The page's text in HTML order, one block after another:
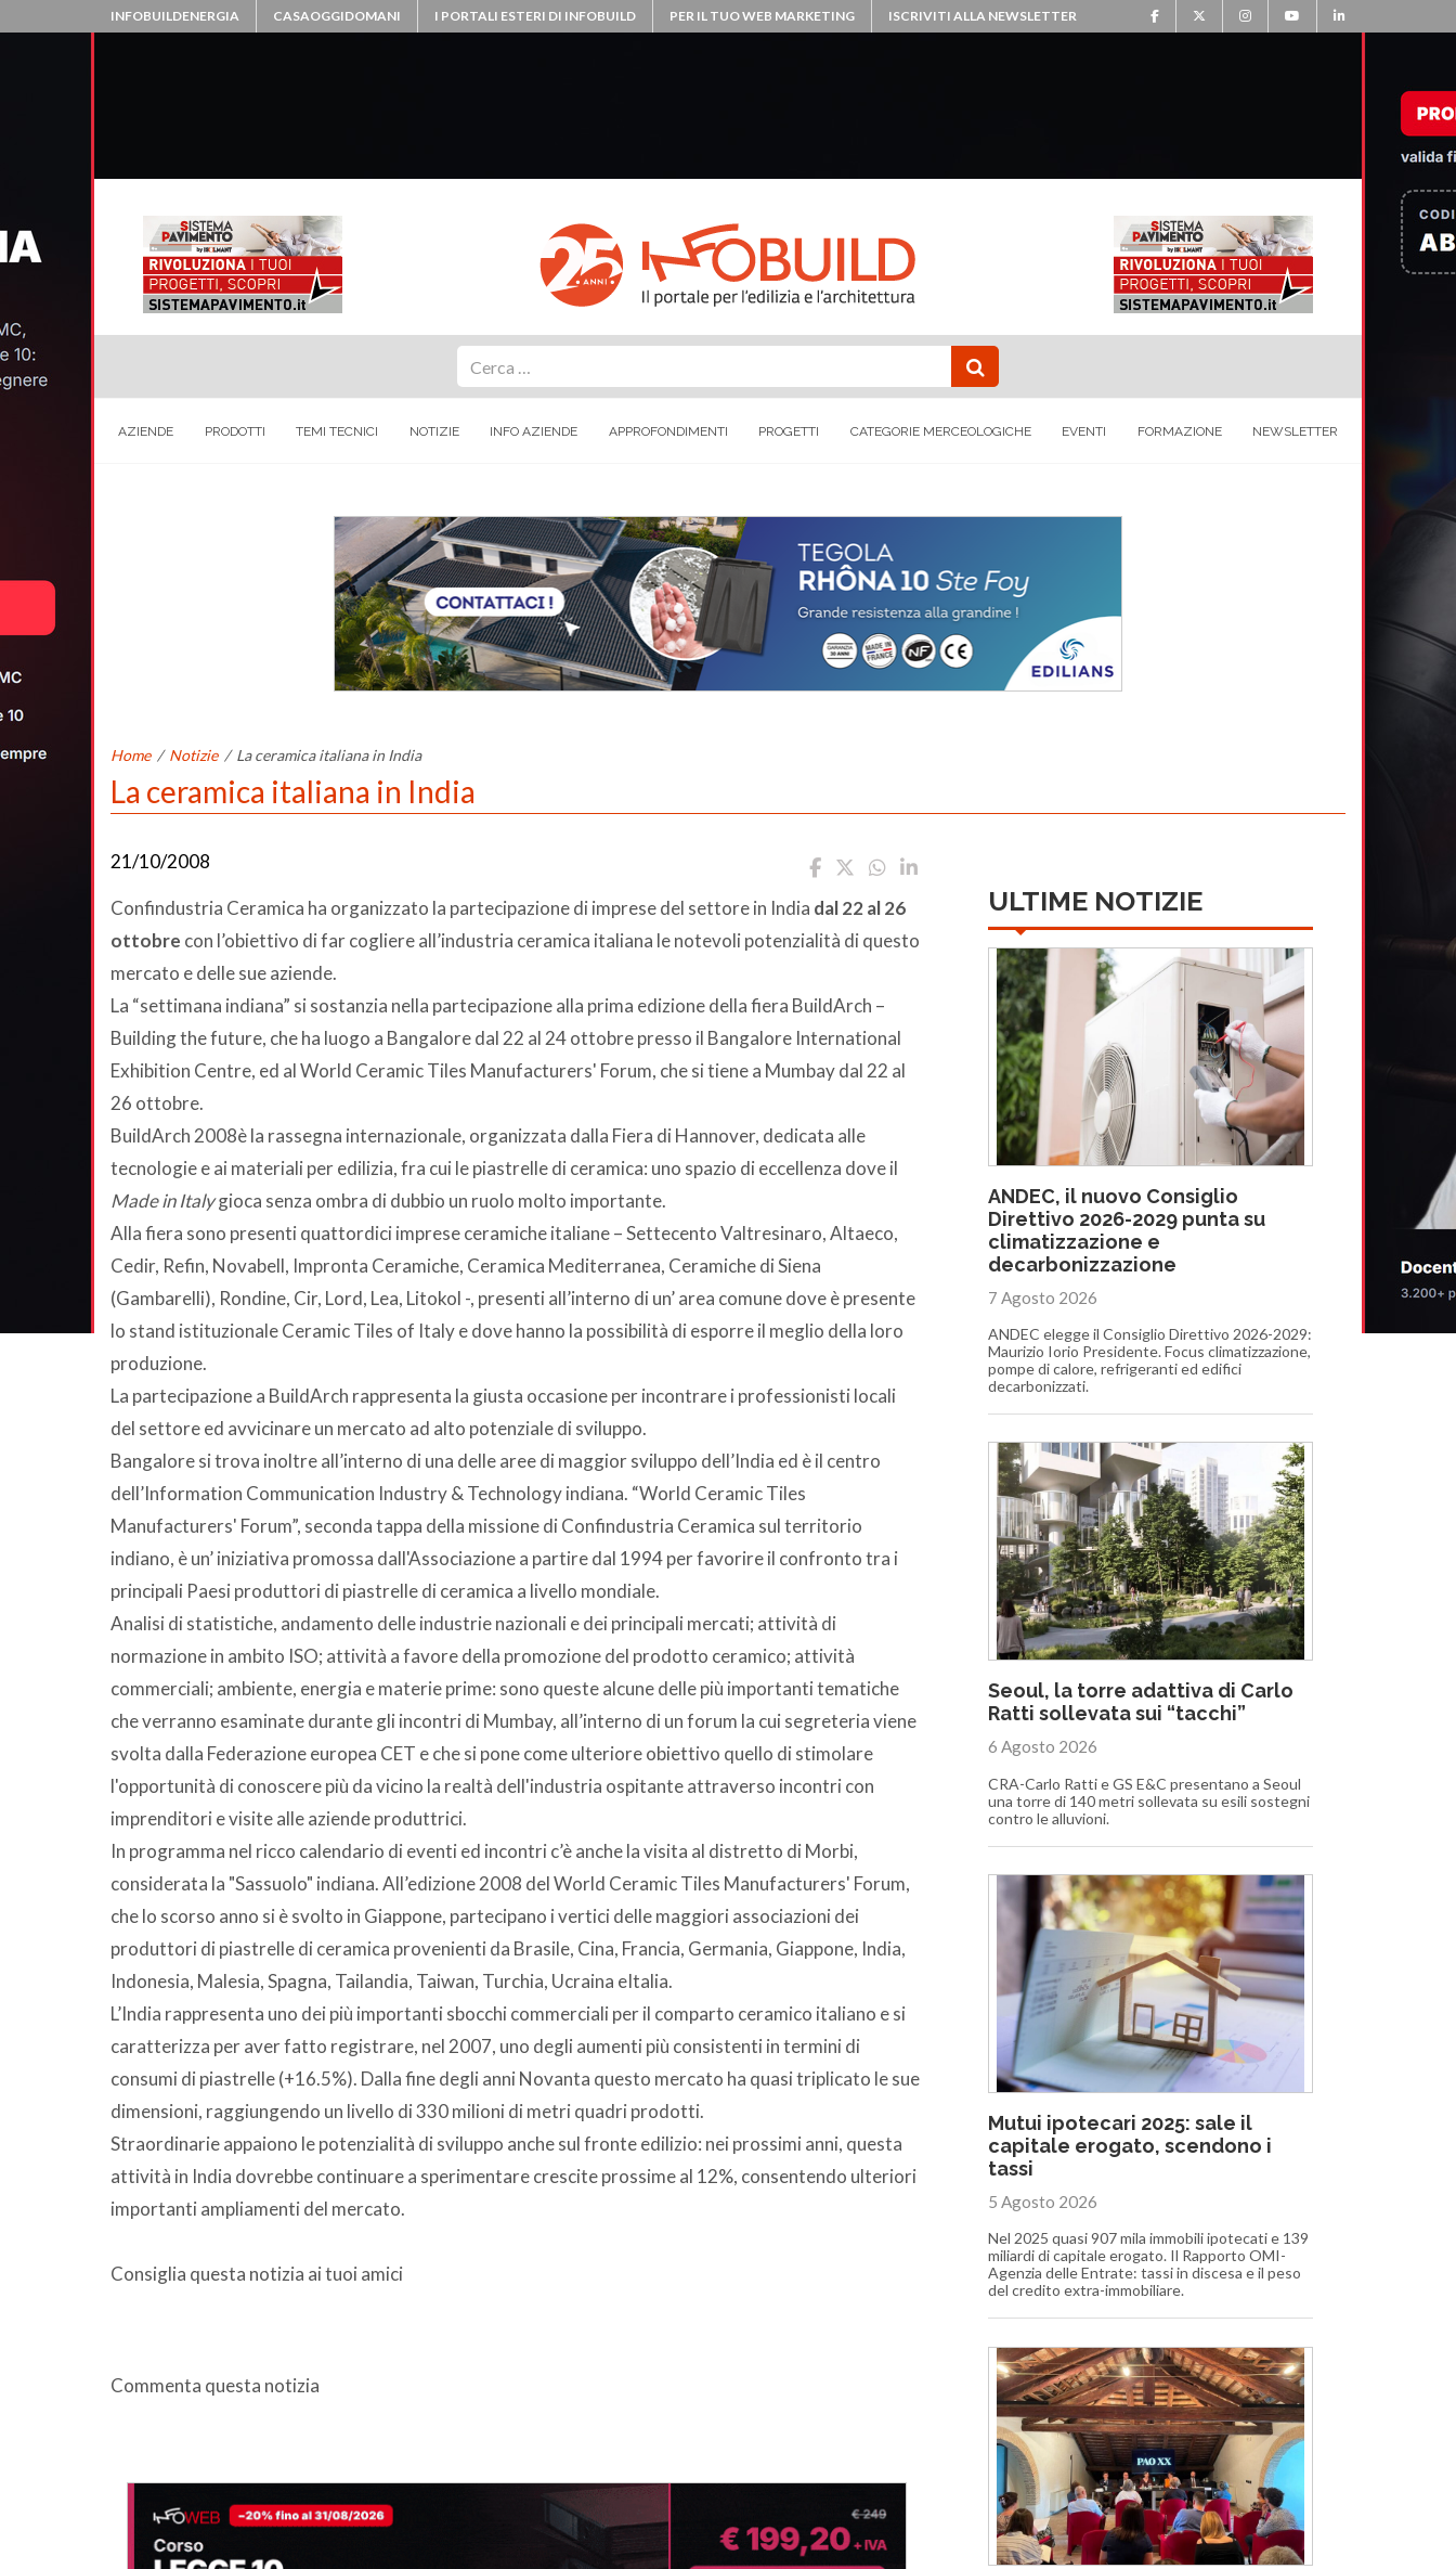
INFOBUILDENERGIA CASAOGGIDOMANI I PORTALI ESTERI DI INFOBUILD PER IL TUO WEB MARKETING ISCRIVITI ALLA NEWSLETTER
AZIENDE PRODOTTI TEMI TECNICI NOTIZIE INFO AZIENDE APPROFONDIMENTI PROGETTI CATEGORIE MERCEOLOGICHE EVENTI FORMAZIONE NEWSLETTER
Home / Notizie / La ceramica italiana in India
La ceramica italiana in India
21/10/2008
Confindustria Ceramica ha organizzato la partecipazione di imprese del settore in India dal 22 al 26
ottobre con l’obiettivo di far cogliere all’industria ceramica italiana le notevoli potenzialità di questo
mercato e delle sue aziende.
La “settimana indiana” si sostanzia nella partecipazione alla prima edizione della fiera BuildArch –
Building the future, che ha luogo a Bangalore dal 22 al 24 ottobre presso il Bangalore International
Exhibition Centre, ed al World Ceramic Tiles Manufacturers' Forum, che si tiene a Mumbay dal 22 al
26 ottobre.
BuildArch 2008è la rassegna internazionale, organizzata dalla Fiera di Hannover, dedicata alle
tecnologie e ai materiali per edilizia, fra cui le piastrelle di ceramica: uno spazio di eccellenza dove il
Made in Italygioca senza ombra di dubbio un ruolo molto importante.
Alla fiera sono presenti quattordici imprese ceramiche italiane – Settecento Valtresinaro, Altaeco,
Cedir, Refin, Novabell, Impronta Ceramiche, Ceramica Mediterranea, Ceramiche di Siena
(Gambarelli), Rondine, Cir, Lord, Lea, Litokol -, presenti all’interno di un’ area comune dove è presente
lo stand istituzionale Ceramic Tiles of Italy e dove hanno la possibilità di esporre il meglio della loro
produzione.
La partecipazione a BuildArch rappresenta la giusta occasione per incontrare i professionisti locali
del settore ed avvicinare un mercato ad alto potenziale di sviluppo.
Bangalore si trova inoltre all’interno di una delle aree di maggior sviluppo dell’India ed è il centro
dell’Information Communication Industry & Technology indiana. “World Ceramic Tiles
Manufacturers' Forum”, seconda tappa della missione di Confindustria Ceramica sul territorio
indiano, è un’ iniziativa promossa dall'Associazione a partire dal 1994 per favorire il confronto tra i
principali Paesi produttori di piastrelle di ceramica a livello mondiale.
Analisi di statistiche, andamento delle industrie nazionali e dei principali mercati; attività di
normazione in ambito ISO; attività a favore della promozione del prodotto ceramico; attività
commerciali; ambiente, energia e materie prime: sono queste alcune delle più importanti tematiche
che verranno esaminate durante gli incontri di Mumbay, all’interno di un forum la cui segreteria viene
svolta dalla Federazione europea CET e che si pone come ulteriore obiettivo quello di stimolare
l'opportunità di conoscere più da vicino la realtà dell'industria ospitante attraverso incontri con
imprenditori e visite alle aziende produttrici.
In programma nel ricco calendario di eventi ed incontri c’è anche la visita al distretto di Morbi,
considerata la "Sassuolo" indiana. All’edizione 2008 del World Ceramic Tiles Manufacturers' Forum,
che lo scorso anno si è svolto in Giappone, partecipano i vertici delle maggiori associazioni dei
produttori di piastrelle di ceramica provenienti da Brasile, Cina, Francia, Germania, Giappone, India,
Indonesia, Malesia, Spagna, Tailandia, Taiwan, Turchia, Ucraina eItalia.
L’India rappresenta uno dei più importanti sbocchi commerciali per il comparto ceramico italiano e si
caratterizza per aver fatto registrare, nel 2007, uno degli aumenti più consistenti in termini di
consumi di piastrelle (+16.5%). Dalla fine degli anni Novanta questo mercato ha quasi triplicato le sue
dimensioni, raggiungendo un livello di 330 milioni di metri quadri prodotti.
Straordinarie appaiono le potenzialità di sviluppo anche sul fronte edilizio: nei prossimi anni, questa
attività in India dovrebbe continuare a sperimentare crescite prossime al 12%, consentendo ulteriori
importanti ampliamenti del mercato.
Consiglia questa notizia ai tuoi amici
Commenta questa notizia
ULTIME NOTIZIE
ANDEC, il nuovo Consiglio
Direttivo 2026-2029 punta su
climatizzazione e
decarbonizzazione
7 Agosto 2026
ANDEC elegge il Consiglio Direttivo 2026-2029:
Maurizio Iorio Presidente. Focus climatizzazione,
pompe di calore, refrigeranti ed edifici
decarbonizzati.
Seoul, la torre adattiva di Carlo
Ratti sollevata sui “tacchi”
6 Agosto 2026
CRA-Carlo Ratti e GS E&C presentano a Seoul
una torre di 140 metri sollevata su esili sostegni
contro le alluvioni.
Mutui ipotecari 2025: sale il
capitale erogato, scendono i
tassi
5 Agosto 2026
Nel 2025 quasi 907 mila immobili ipotecati e 139
miliardi di capitale erogato. Il Rapporto OMI-
Agenzia delle Entrate: tassi in discesa e il peso
del credito extra-immobiliare.